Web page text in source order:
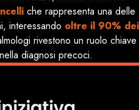
che rappresenta una delle
interessando oltre il 90% dei
rivestono un ruolo chiave
diagnosi precoci.